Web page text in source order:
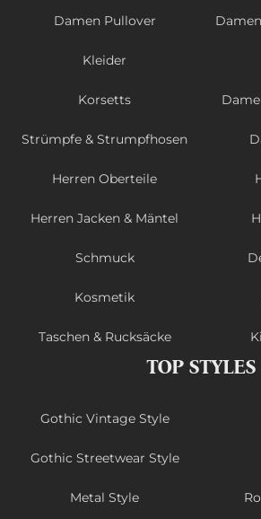
Damen Pullover
Kleider
Korsetts
Strümpfe & Strumpfhosen
Herren Oberteile
Herren Jacken & Mäntel
Schmuck
Kosmetik
Taschen & Rucksäcke
TOP STYLES
Gothic Vintage Style
Gothic Streetwear Style
Metal Style